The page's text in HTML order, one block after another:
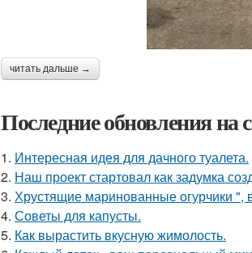
читать дальше →
Последние обновления на
1. Интересная идея для дачного туалета.
2. Наш проект стартовал как задумка
3. Хрустящие маринованные огурчики ",
4. Советы для капусты.
5. Как вырастить вкусную жимолость.